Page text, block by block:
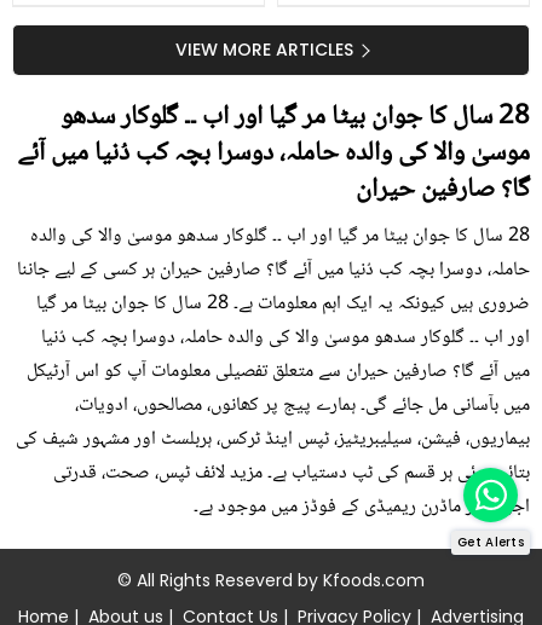
کیوں کھانا چاہیے؟
سستا اور قدرتی حلVIEW MORE ARTICLES
28 سال کا جوان بیٹا مر گیا اور اب ۔۔ گلوکار سدھو
موسیٰ والا کی والدہ حاملہ، دوسرا بچہ کب دُنیا میں آئے
گا؟ صارفین حیران
28 سال کا جوان بیٹا مر گیا اور اب ۔۔ گلوکار سدھو موسیٰ والا کی والدہ
حاملہ، دوسرا بچہ کب دُنیا میں آئے گا؟ صارفین حیران ہر کسی کے لیے جاننا
ضروری ہیں کیونکہ یہ ایک اہم معلومات ہے۔ 28 سال کا جوان بیٹا مر گیا
اور اب ۔۔ گلوکار سدھو موسیٰ والا کی والدہ حاملہ، دوسرا بچہ کب دُنیا
میں آئے گا؟ صارفین حیران سے متعلق تفصیلی معلومات آپ کو اس آرٹیکل
میں بآسانی مل جائے گی۔ ہمارے پیج پر کھانوں، مصالحوں، ادویات،
بیماریوں، فیشن، سیلیبریٹیز، ٹپس اینڈ ٹرکس، ہربلسٹ اور مشہور شیف کی
بتائی ہوئی ہر قسم کی ٹپ دستیاب ہے۔ مزید لائف ٹپس، صحت، قدرتی
اجزاء اور ماڈرن ریمیڈی کے فوڈز میں موجود ہے۔
© All Rights Reseverd by Kfoods.com
Home | About us | Contact Us | Privacy Policy | Advertising
Get Alerts